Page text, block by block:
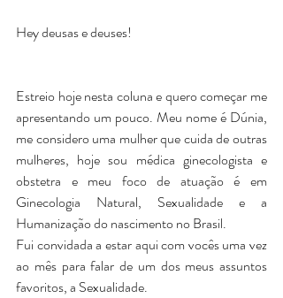
Hey deusas e deuses!
Estreio hoje nesta coluna e quero começar me
apresentando um pouco. Meu nome é Dúnia,
me considero uma mulher que cuida de outras
mulheres, hoje sou médica ginecologista e
obstetra e meu foco de atuação é em
Ginecologia Natural, Sexualidade e a
Humanização do nascimento no Brasil.
Fui convidada a estar aqui com vocês uma vez
ao mês para falar de um dos meus assuntos
favoritos, a Sexualidade.